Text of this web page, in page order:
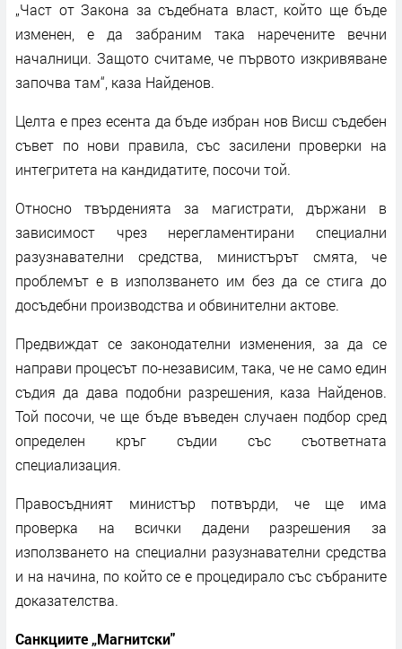
„Част от Закона за съдебната власт, който ще бъде
изменен, е да забраним така наречените вечни
началници. Защото считаме, че първото изкривяване
започва там“, каза Найденов.
Целта е през есента да бъде избран нов Висш съдебен
съвет по нови правила, със засилени проверки на
интегритета на кандидатите, посочи той.
Относно твърденията за магистрати, държани в
зависимост чрез нерегламентирани специални
разузнавателни средства, министърът смята, че
проблемът е в използването им без да се стига до
досъдебни производства и обвинителни актове.
Предвиждат се законодателни изменения, за да се
направи процесът по-независим, така, че не само един
съдия да дава подобни разрешения, каза Найденов.
Той посочи, че ще бъде въведен случаен подбор сред
определен кръг съдии със съответната
специализация.
Правосъдният министър потвърди, че ще има
проверка на всички дадени разрешения за
използването на специални разузнавателни средства
и на начина, по който се е процедирало със събраните
доказателства.
Санкциите „Магнитски"